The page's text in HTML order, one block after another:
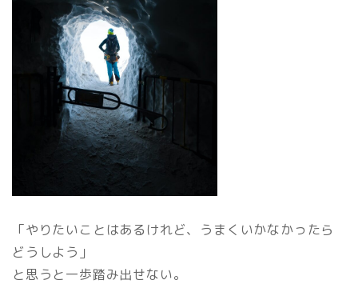
「やりたいことはあるけれど、うまくいかなかったら
どうしよう」
と思うと一歩踏み出せない。